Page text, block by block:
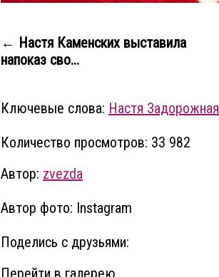
← Настя Каменских выставила
напоказ сво...
Ключевые слова: Настя Задорожная
Количество просмотров: 33 982
Автор: zvezda
Автор фото: Instagram
Поделись с друзьями:
Перейти в галерею